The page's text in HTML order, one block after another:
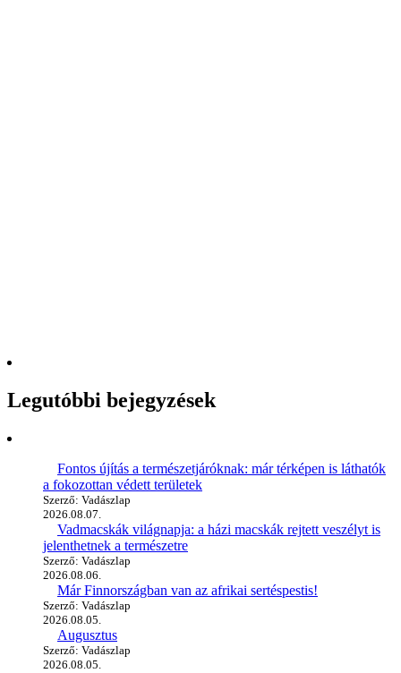
Legutóbbi bejegyzések
Fontos újítás a természetjáróknak: már térképen is láthatók
a fokozottan védett területek
Szerző: Vadászlap
2026.08.07.
Vadmacskák világnapja: a házi macskák rejtett veszélyt is
jelenthetnek a természetre
Szerző: Vadászlap
2026.08.06.
Már Finnországban van az afrikai sertéspestis!
Szerző: Vadászlap
2026.08.05.
Augusztus
Szerző: Vadászlap
2026.08.05.